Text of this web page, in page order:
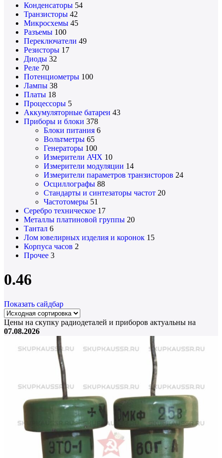
Конденсаторы 54
Транзисторы 42
Микросхемы 45
Разъемы 100
Переключатели 49
Резисторы 17
Диоды 32
Реле 70
Потенциометры 100
Лампы 38
Платы 18
Процессоры 5
Аккумуляторные батареи 43
Приборы и блоки 378
Блоки питания 6
Вольтметры 65
Генераторы 100
Измерители АЧХ 10
Измерители модуляции 14
Измерители параметров транзисторов 24
Осциллографы 88
Стандарты и синтезаторы частот 20
Частотомеры 51
Серебро техническое 17
Металлы платиновой группы 20
Тантал 6
Лом ювелирных изделия и коронок 15
Корпуса часов 2
Прочее 3
0.46
Показать сайдбар
Цены на скупку радиодеталей и приборов актуальны на
07.08.2026